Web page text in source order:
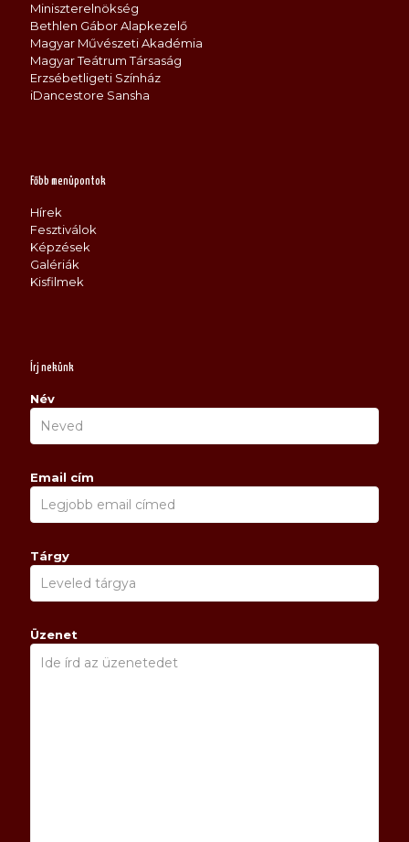
Miniszterelnökség
Bethlen Gábor Alapkezelő
Magyar Művészeti Akadémia
Magyar Teátrum Társaság
Erzsébetligeti Színház
iDancestore Sansha
Főbb menüpontok
Hírek
Fesztiválok
Képzések
Galériák
Kisfilmek
Írj nekünk
Név
Email cím
Tárgy
Üzenet